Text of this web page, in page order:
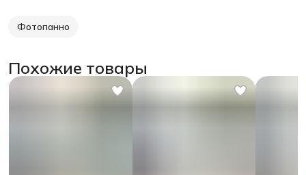
Фотопанно
Похожие товары